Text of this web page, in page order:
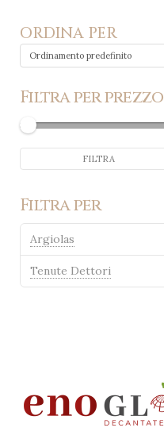
ORDINA PER
Filtra per prezzo
Min
Max
FILTRA
Filtra per
Argiolas
Tenute Dettori